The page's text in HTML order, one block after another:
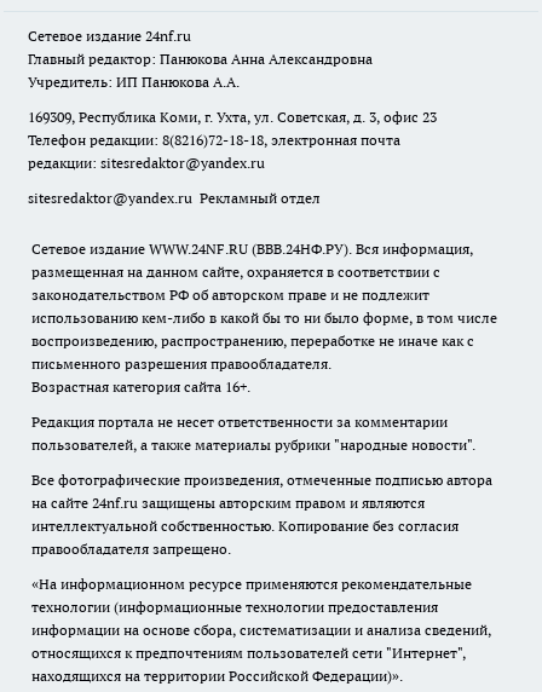
Сетевое издание 24nf.ru
Главный редактор: Панюкова Анна Александровна
Учредитель: ИП Панюкова А.А.
169309, Республика Коми, г. Ухта, ул. Советская, д. 3, офис 23
Телефон редакции: 8(8216)72-18-18, электронная почта
редакции: sitesredaktor@yandex.ru
sitesredaktor@yandex.ru Рекламный отдел
Сетевое издание WWW.24NF.RU (ВВВ.24НФ.РУ). Вся информация,
размещенная на данном сайте, охраняется в соответствии с
законодательством РФ об авторском праве и не подлежит
использованию кем-либо в какой бы то ни было форме, в том числе
воспроизведению, распространению, переработке не иначе как с
письменного разрешения правообладателя.
Возрастная категория сайта 16+.
Редакция портала не несет ответственности за комментарии
пользователей, а также материалы рубрики "народные новости".
Все фотографические произведения, отмеченные подписью автора
на сайте 24nf.ru защищены авторским правом и являются
интеллектуальной собственностью. Копирование без согласия
правообладателя запрещено.
«На информационном ресурсе применяются рекомендательные
технологии (информационные технологии предоставления
информации на основе сбора, систематизации и анализа сведений,
относящихся к предпочтениям пользователей сети "Интернет",
находящихся на территории Российской Федерации)».